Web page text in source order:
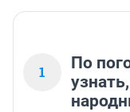
1
По